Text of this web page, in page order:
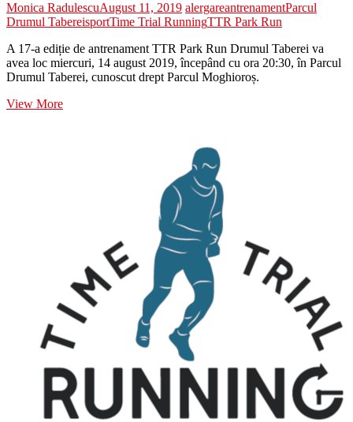
Monica RadulescuAugust 11, 2019 alergareantrenamentParcul
Drumul TabereisportTime Trial RunningTTR Park Run
A 17-a ediție de antrenament TTR Park Run Drumul Taberei va
avea loc miercuri, 14 august 2019, începând cu ora 20:30, în Parcul
Drumul Taberei, cunoscut drept Parcul Moghioroș.
View MoreTTR